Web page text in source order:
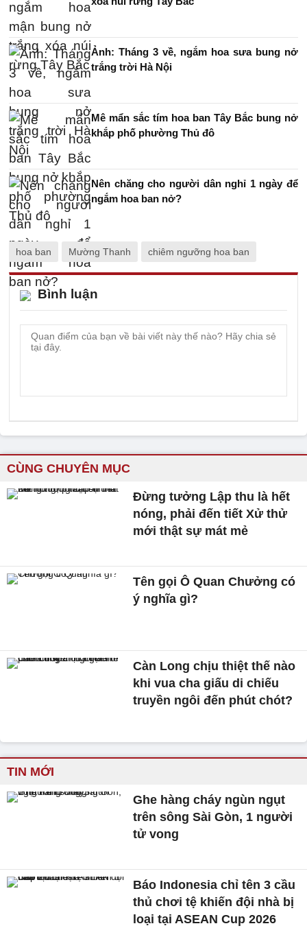
Ảnh: Tháng 3 về, ngắm hoa sưa bung nở
trắng trời Hà Nội
Mê mẩn sắc tím hoa ban Tây Bắc bung nở
khắp phố phường Thủ đô
Nên chăng cho người dân nghỉ 1 ngày để
ngắm hoa ban nở?
hoa ban Mường Thanh chiêm ngưỡng hoa ban
Bình luận
CÙNG CHUYÊN MỤC
Đừng tưởng Lập thu là hết
nóng, phải đến tiết Xử thử
mới thật sự mát mẻ
Tên gọi Ô Quan Chưởng có
ý nghĩa gì?
Càn Long chịu thiệt thế nào
khi vua cha giấu di chiếu
truyền ngôi đến phút chót?
TIN MỚI
Ghe hàng cháy ngùn ngụt
trên sông Sài Gòn, 1 người
tử vong
Báo Indonesia chỉ tên 3 cầu
thủ chơi tệ khiến đội nhà bị
loại tại ASEAN Cup 2026